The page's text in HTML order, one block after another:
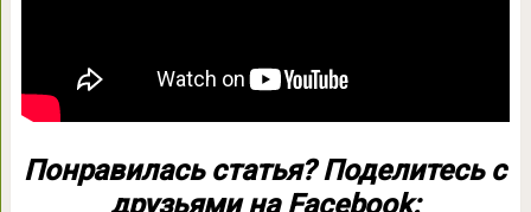
Понравилась статья? Поделитесь с
друзьями на Facebook: